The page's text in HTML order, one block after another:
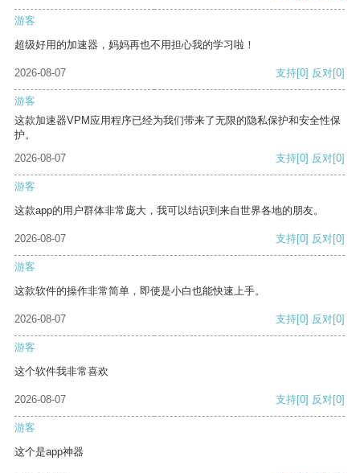
游客
超级好用的加速器，妈妈再也不用担心我的学习啦！
2026-08-07 支持[0] 反对[0]
游客
这款加速器VPM应用程序已经为我们带来了无限的隐私保护和安全性保
护。
2026-08-07
支持[0] 反对[0]
游客
这款app的用户群体非常庞大，我可以结识到来自世界各地的朋友。
2026-08-07 支持[0] 反对[0]
游客
这款软件的操作非常简单，即使是小白也能快速上手。
2026-08-07 支持[0] 反对[0]
游客
这个软件我非常喜欢
2026-08-07 支持[0] 反对[0]
游客
这个是app神器